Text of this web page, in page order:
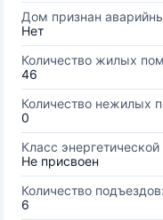
Дом признан
Нет
Количество жилых
46
Количество нежилых
0
Класс
Не присвоен
Количество подъездов:
6